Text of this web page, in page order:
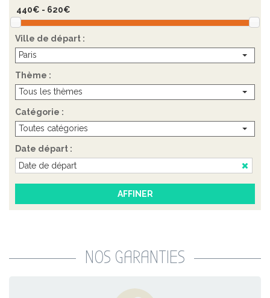
Ville de départ :
Paris
Thème :
Tous les thèmes
Catégorie :
Toutes catégories
Date départ :
NOS GARANTIES